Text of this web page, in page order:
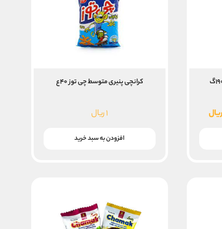
ریالقیمت
کرانچی پنیری متوسط چی توز ۴۰ع
۱ریال
افزودن به سبد خرید